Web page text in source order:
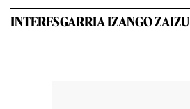
INTERESGARRIA IZANGO ZAIZU